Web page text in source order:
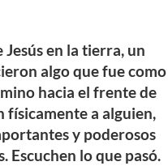
en la tierra, un
algo que fue como
hacia el frente de
físicamente a alguien,
y poderosos
Escuchen lo que pasó.